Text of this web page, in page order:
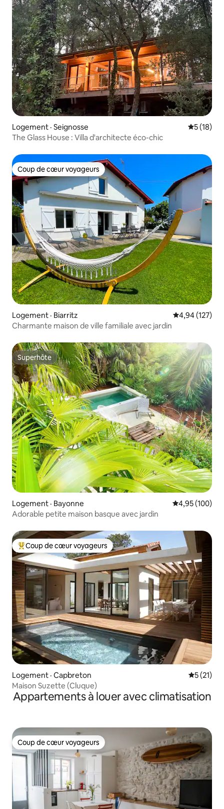
Logement · Seignosse Note
5 (18)
The Glass House : Villa d'architecte éco-chic
Coup de cœur voyageurs
Coup de cœur voyageurs
Logement · Biarritz Note
4,94 (127)
Charmante maison de ville familiale avec jardin
Superhôte
Superhôte
Logement · Bayonne Note
4,95 (100)
Adorable petite maison basque avec jardin
Coup de cœur voyageurs parmi les plus aimés
Coup de cœur voyageurs
Logement · Capbreton Note
5 (21)
Maison Suzette (Cluque)
Appartements à louer avec climatisation
Coup de cœur voyageurs
Coup de cœur voyageurs